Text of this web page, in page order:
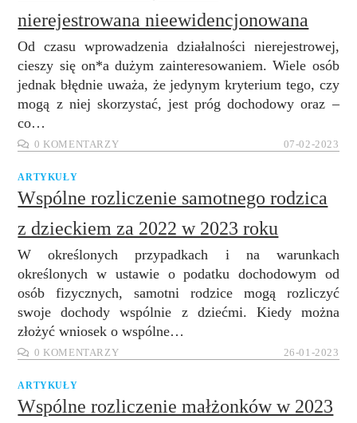
nierejestrowana nieewidencjonowana
Od czasu wprowadzenia działalności nierejestrowej,
cieszy się on*a dużym zainteresowaniem. Wiele osób
jednak błędnie uważa, że jedynym kryterium tego, czy
mogą z niej skorzystać, jest próg dochodowy oraz –
co…
0 KOMENTARZY 07-02-2023
ARTYKUŁY
Wspólne rozliczenie samotnego rodzica
z dzieckiem za 2022 w 2023 roku
W określonych przypadkach i na warunkach
określonych w ustawie o podatku dochodowym od
osób fizycznych, samotni rodzice mogą rozliczyć
swoje dochody wspólnie z dziećmi. Kiedy można
złożyć wniosek o wspólne…
0 KOMENTARZY 26-01-2023
ARTYKUŁY
Wspólne rozliczenie małżonków w 2023